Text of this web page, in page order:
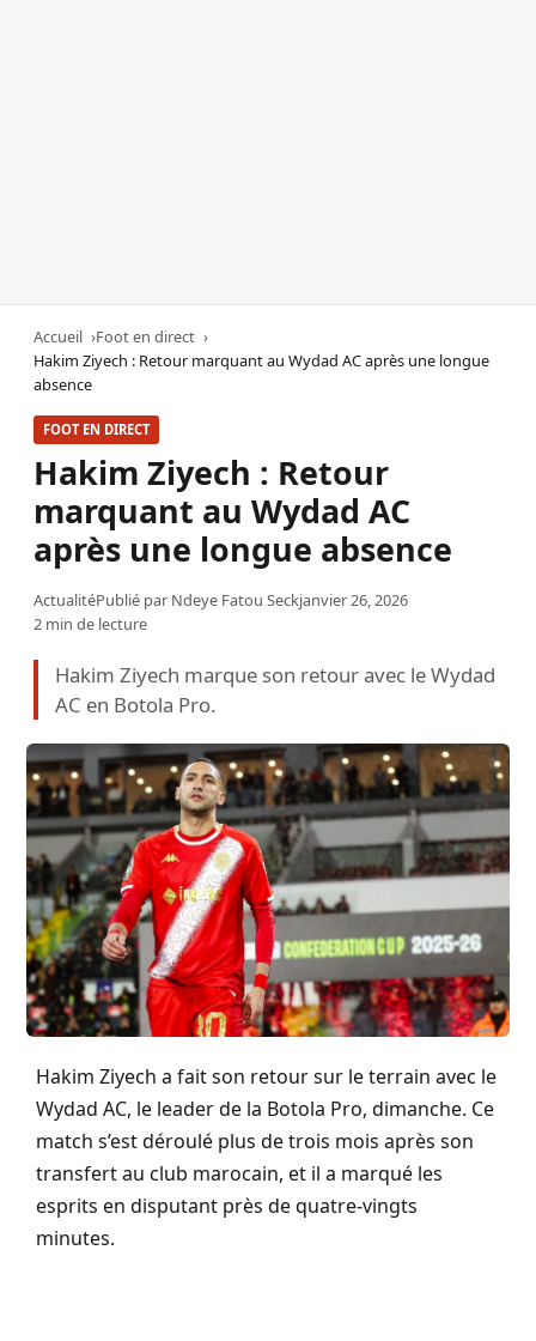
Accueil
Foot en direct
Hakim Ziyech : Retour marquant au Wydad AC après une longue
absence
FOOT EN DIRECT
Hakim Ziyech : Retour
marquant au Wydad AC
après une longue absence
ActualitéPublié par Ndeye Fatou Seckjanvier 26, 2026
2 min de lecture
Hakim Ziyech marque son retour avec le Wydad
AC en Botola Pro.
Hakim Ziyech a fait son retour sur le terrain avec le
Wydad AC, le leader de la Botola Pro, dimanche. Ce
match s’est déroulé plus de trois mois après son
transfert au club marocain, et il a marqué les
esprits en disputant près de quatre-vingts
minutes.